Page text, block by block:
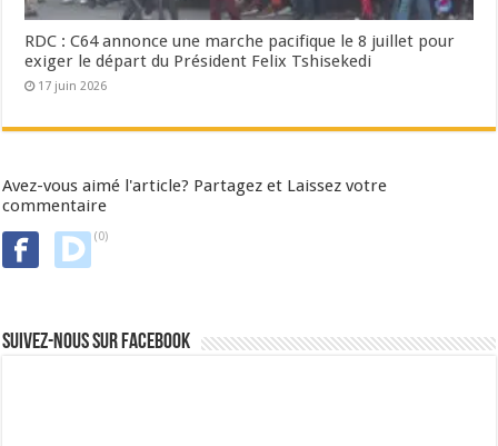
RDC : C64 annonce une marche pacifique le 8 juillet pour
exiger le départ du Président Felix Tshisekedi
17 juin 2026
Avez-vous aimé l'article? Partagez et Laissez votre
commentaire
(0)
Suivez-nous sur Facebook